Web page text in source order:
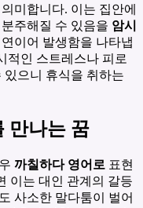
미합니다. 이는 집안에
주해질 수 있음을 암시
이어 발생함을 나타냅
적인 스트레스나 피로
으니 휴식을 취하는
만나는 꿈
까칠하다 영어로 표현
이는 대인 관계의 갈등
사소한 말다툼이 벌어